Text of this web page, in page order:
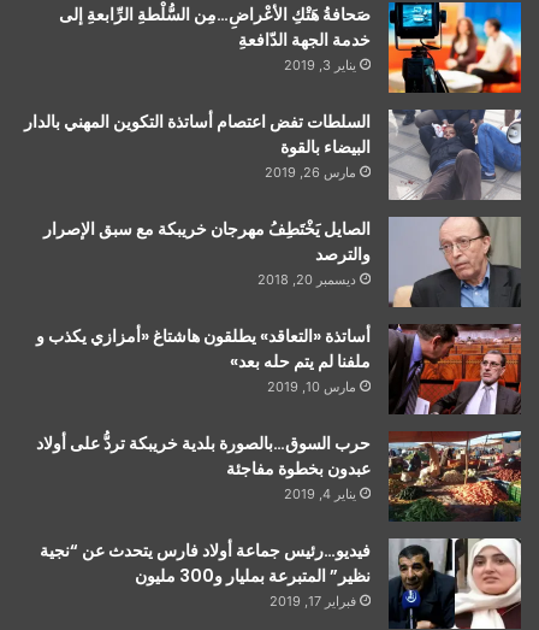
صَحافةُ هَتْكِ الأعْراضِ…مِن السُّلْطةِ الرِّابعةِ إلى
خدمة الجهة الدّافعةِ
يناير 3, 2019
السلطات تفض اعتصام أساتذة التكوين المهني بالدار
البيضاء بالقوة
مارس 26, 2019
الصايل يَخْتَطِفُ مهرجان خريبكة مع سبق الإصرار
والترصد
ديسمبر 20, 2018
أساتذة «التعاقد» يطلقون هاشتاغ «أمزازي يكذب و
ملفنا لم يتم حله بعد»
مارس 10, 2019
حرب السوق…بالصورة بلدية خريبكة تردُّ على أولاد
عبدون بخطوة مفاجئة
يناير 4, 2019
فيديو…رئيس جماعة أولاد فارس يتحدث عن “نجية
نظير” المتبرعة بمليار و300 مليون
فبراير 17, 2019